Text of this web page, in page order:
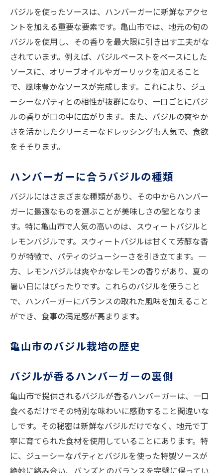
バジルを使ったソースは、ハンバーガーに新鮮なアクセ
ントを加える重要な要素です。亀山市では、地元の旬の
バジルを使用し、その香りを最大限に引き出す工夫がな
されています。例えば、バジルペーストをベースにした
ソースに、オリーブオイルやガーリックを加えること
で、風味豊かなソースが完成します。これにより、ジュ
ーシーなパティとの相性が抜群になり、一口ごとにバジ
ルの香りが口の中に広がります。また、バジルの爽やか
さを活かしたクリーミーなドレッシングも人気で、食欲
をそそります。
ハンバーガーに合うバジルの種類
バジルにはさまざまな種類があり、その中からハンバー
ガーに最適なものを選ぶことが美味しさの鍵となりま
す。特に亀山市で人気の高いのは、スウィートバジルと
レモンバジルです。スウィートバジルは甘くて芳醇な香
りが特徴で、パティのジューシーさを引き立てます。一
方、レモンバジルは爽やかなレモンの香りがあり、夏の
暑い日にはぴったりです。これらのバジルを使うこと
で、ハンバーガーにバランスの取れた風味を加えること
ができ、食事の満足感が高まります。
亀山市のバジル栽培の歴史
バジルが香るハンバーガーの裏側
亀山市で提供されるバジルが香るハンバーガーは、一口
食べるだけでその特別な味わいに感動すること間違いな
しです。その秘密は新鮮なバジルだけでなく、地元で丁
寧に育てられた食材を使用していることにあります。特
に、ジューシーなパティとバジルを使った特製ソースが